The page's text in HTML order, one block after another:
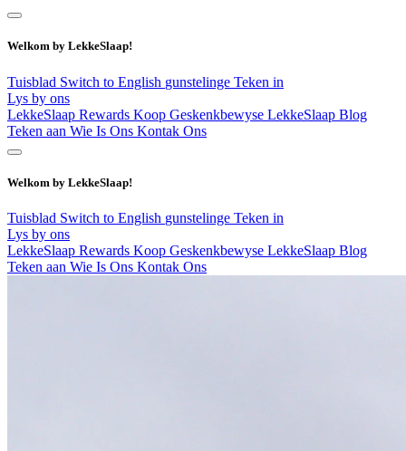
Welkom by LekkeSlaap!
Tuisblad Switch to English gunstelinge Teken in
Lys by ons
LekkeSlaap Rewards Koop Geskenkbewyse LekkeSlaap Blog
Teken aan Wie Is Ons Kontak Ons
Welkom by LekkeSlaap!
Tuisblad Switch to English gunstelinge Teken in
Lys by ons
LekkeSlaap Rewards Koop Geskenkbewyse LekkeSlaap Blog
Teken aan Wie Is Ons Kontak Ons